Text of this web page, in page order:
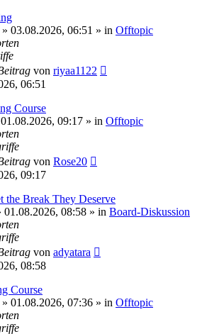
» 03.08.2026, 06:51 » in Offtopic
von riyaa1122
06:51
Course
01.08.2026, 09:17 » in Offtopic
von Rose20
09:17
the Break They Deserve
01.08.2026, 08:58 » in Board-Diskussion
von adyatara
08:58
Course
» 01.08.2026, 07:36 » in Offtopic